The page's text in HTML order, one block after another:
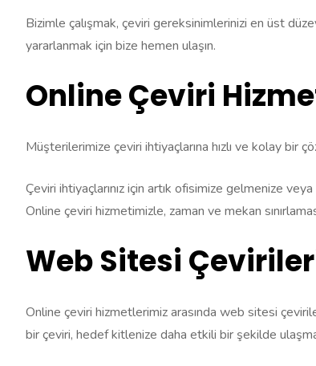
Bizimle çalışmak, çeviri gereksinimlerinizi en üst
yararlanmak için bize hemen ulaşın.
Online Çeviri
Müşterilerimize çeviri ihtiyaçlarına hızlı ve kolay bir
Çeviri ihtiyaçlarınız için artık ofisimize gelmenize
Online çeviri hizmetimizle, zaman ve mekan
Web Sitesi
Online çeviri hizmetlerimiz arasında web sitesi
bir çeviri, hedef kitlenize daha etkili bir şekilde